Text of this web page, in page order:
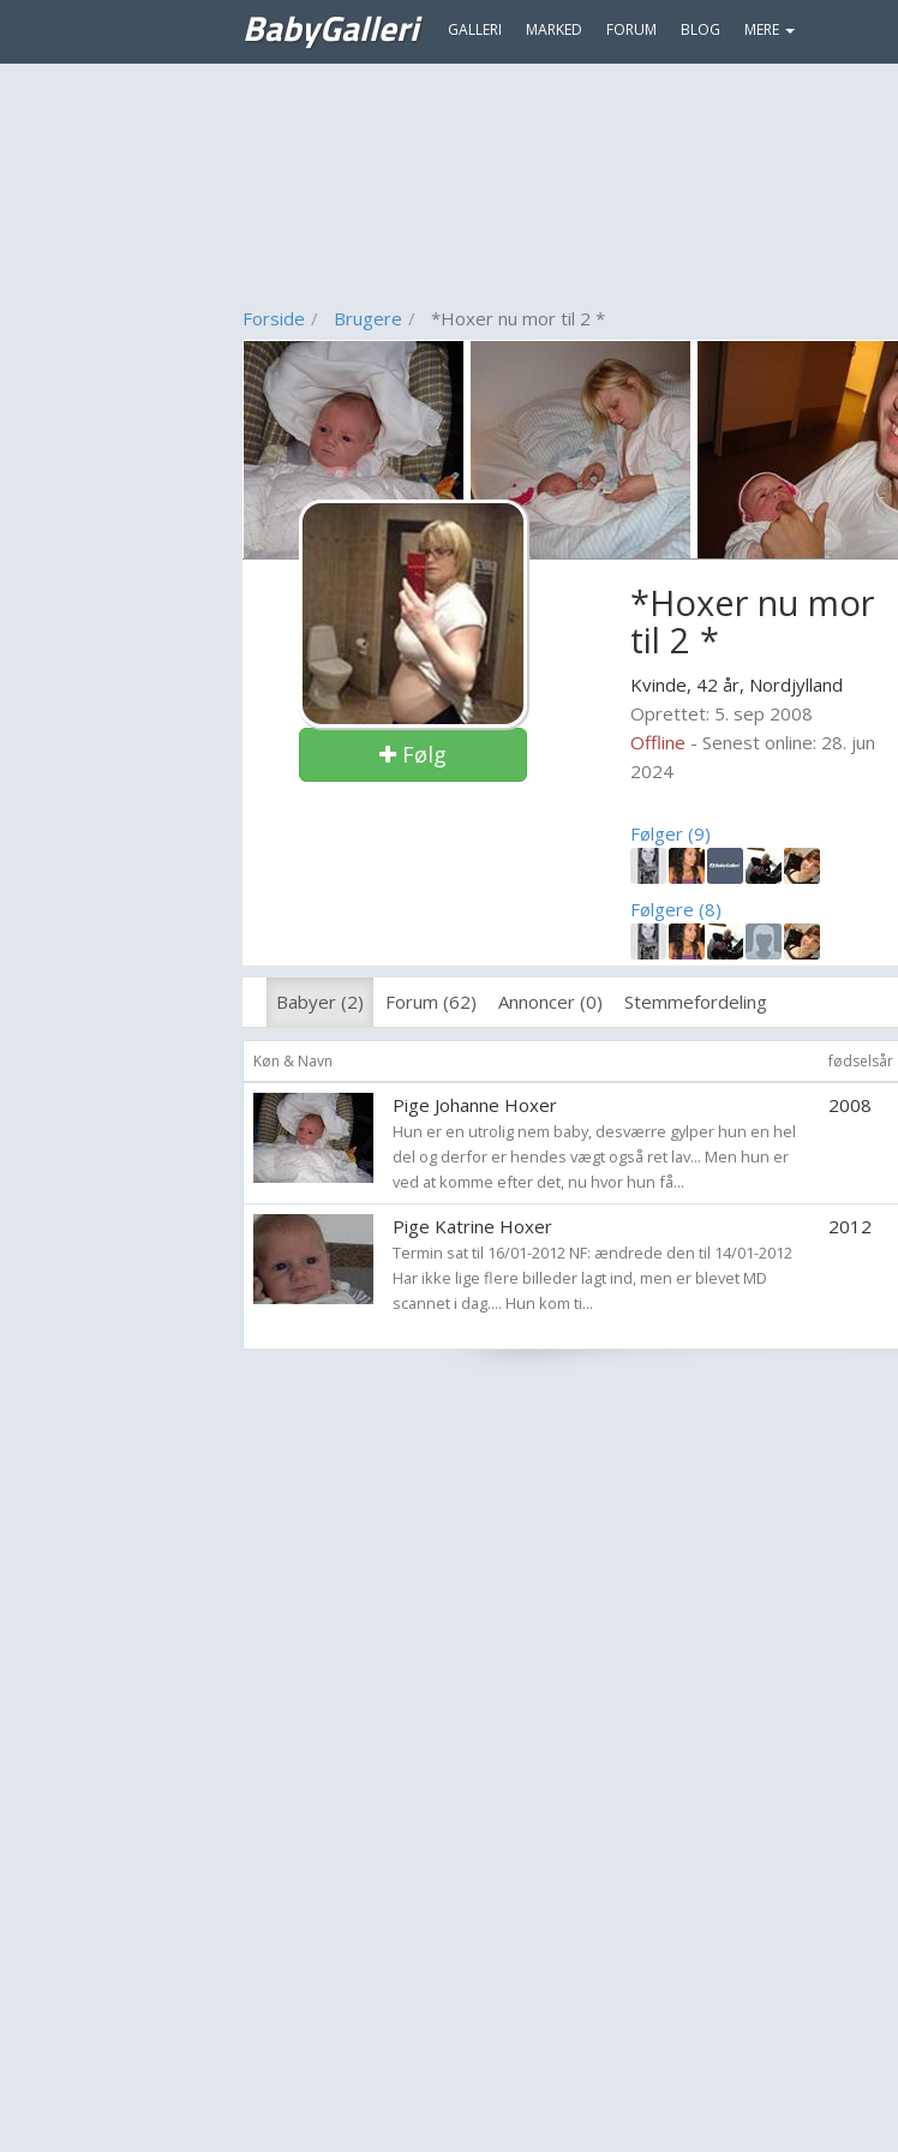
BabyGalleri GALLERI MARKED FORUM BLOG MERE
Forside Brugere *Hoxer nu mor til 2 *
Følg
*Hoxer nu mor
til 2 *
Kvinde, 42 år, Nordjylland
Oprettet: 5. sep 2008
Offline - Senest online: 28. jun
2024
Følger (9)
Følgere (8)
Babyer (2) Forum (62) Annoncer (0) Stemmefordeling
Køn & Navn fødselsår
Pige Johanne Hoxer
Hun er en utrolig nem baby, desværre gylper hun en hel
del og derfor er hendes vægt også ret lav... Men hun er
ved at komme efter det, nu hvor hun få...
2008
Pige Katrine Hoxer
Termin sat til 16/01-2012 NF: ændrede den til 14/01-2012
Har ikke lige flere billeder lagt ind, men er blevet MD
scannet i dag.... Hun kom ti...
2012